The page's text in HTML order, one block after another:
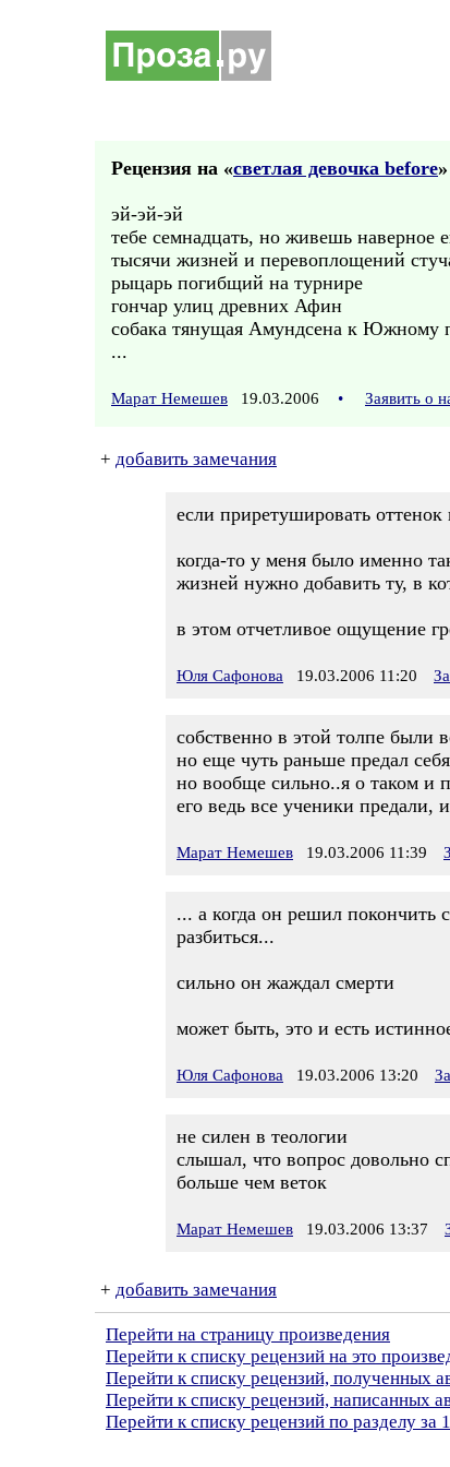
Рецензия на «cветлая девочка before
эй-эй-эй
тебе семнадцать, но живешь наверное
тысячи жизней и перевоплощений
рыцарь погибщий на турнире
гончар улиц древних Афин
собака тянущая Амундсена к Южному
...
Марат Немешев 19.03.2006 • Заявить о
+ добавить замечания
если приретушировать
когда-то у меня было именно
жизней нужно добавить ту, в
в этом отчетливое ощущение
Юля Сафонова 19.03.2006 11:20
собственно в этой толпе были
но еще чуть раньше предал
но вообще сильно..я о таком и
его ведь все ученики
Марат Немешев 19.03.2006 11:39
... а когда он решил покончить
разбиться...
сильно он жаждал смерти
может быть, это и есть
Юля Сафонова 19.03.2006 13:20
не силен в теологии
слышал, что вопрос довольно
больше чем веток
Марат Немешев 19.03.2006 13:37
+ добавить замечания
Перейти на страницу произведения
Перейти к списку рецензий на это
Перейти к списку рецензий, полученных
Перейти к списку рецензий, написанных
Перейти к списку рецензий по разделу за